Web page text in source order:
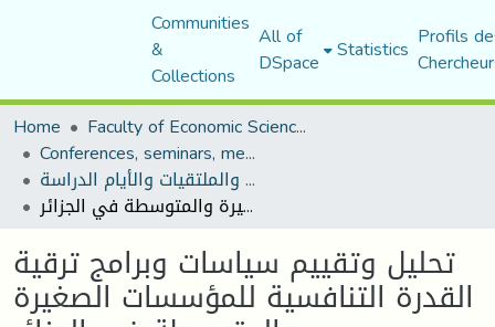
Communities
&
Collections
All of
DSpace Statistics Profils
Home
Faculty of Economic Sciences, Commerce and Management Sciences
Conferences, seminars, meetings, and study days
المؤتمرات والندوات والملتقيات والأيام الدراسة
تحليل وتقييم سياسات وبرامج ترقية القدرة التنافسية للمؤسسات الصغيرة والمتوسطة في الجزائر
تحليل وتقييم سياسات وبرامج ترقية
القدرة التنافسية للمؤسسات الصغيرة